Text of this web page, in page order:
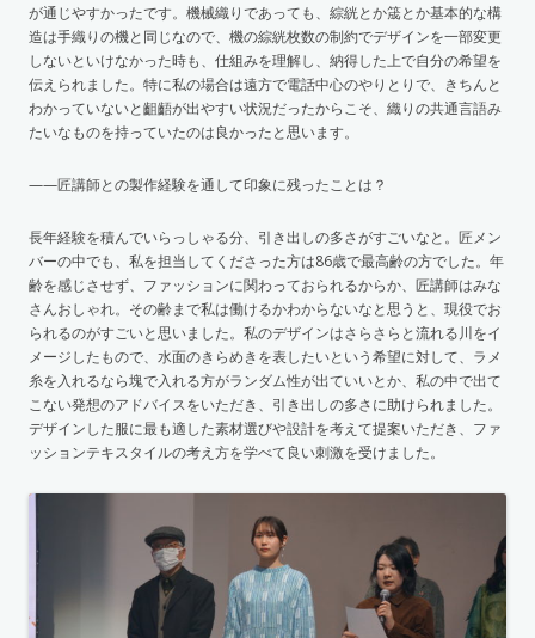
が通じやすかったです。機械織りであっても、綜絖とか筬とか基本的な構
造は手織りの機と同じなので、機の綜絖枚数の制約でデザインを一部変更
しないといけなかった時も、仕組みを理解し、納得した上で自分の希望を
伝えられました。特に私の場合は遠方で電話中心のやりとりで、きちんと
わかっていないと齟齬が出やすい状況だったからこそ、織りの共通言語み
たいなものを持っていたのは良かったと思います。
——匠講師との製作経験を通して印象に残ったことは？
長年経験を積んでいらっしゃる分、引き出しの多さがすごいなと。匠メン
バーの中でも、私を担当してくださった方は86歳で最高齢の方でした。年
齢を感じさせず、ファッションに関わっておられるからか、匠講師はみな
さんおしゃれ。その齢まで私は働けるかわからないなと思うと、現役でお
られるのがすごいと思いました。私のデザインはさらさらと流れる川をイ
メージしたもので、水面のきらめきを表したいという希望に対して、ラメ
糸を入れるなら塊で入れる方がランダム性が出ていいとか、私の中で出て
こない発想のアドバイスをいただき、引き出しの多さに助けられました。
デザインした服に最も適した素材選びや設計を考えて提案いただき、ファ
ッションテキスタイルの考え方を学べて良い刺激を受けました。